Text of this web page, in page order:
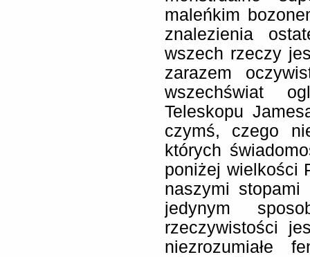
maleńkim
znalezienia
wszech rzeczy
zarazem
wszechświat
Teleskopu
czymś, czego
których
poniżej wielkości
naszymi
jedynym
rzeczywistości
niezrozumiałe